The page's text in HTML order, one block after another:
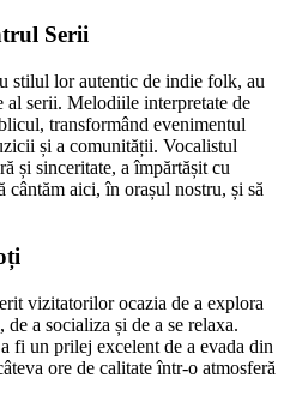
Serii
stilul lor autentic de indie folk, au
serii. Melodiile interpretate de
transformând evenimentul
și a comunității. Vocalistul
și sinceritate, a împărtășit cu
aici, în orașul nostru, și să
vizitatorilor ocazia de a explora
a socializa și de a se relaxa.
fi un prilej excelent de a evada din
ore de calitate într-o atmosferă